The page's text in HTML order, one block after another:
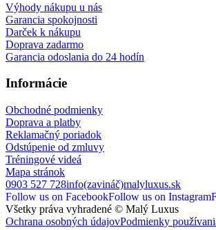
Výhody nákupu u nás
Garancia spokojnosti
Darček k nákupu
Doprava zadarmo
Garancia odoslania do 24 hodín
Informácie
Obchodné podmienky
Doprava a platby
Reklamačný poriadok
Odstúpenie od zmluvy
Tréningové videá
Mapa stránok
0903 527 728info(zavináč)malyluxus.sk
Follow us on FacebookFollow us on Instagram
Všetky práva vyhradené © Malý Luxus
Ochrana osobných údajovPodmienky